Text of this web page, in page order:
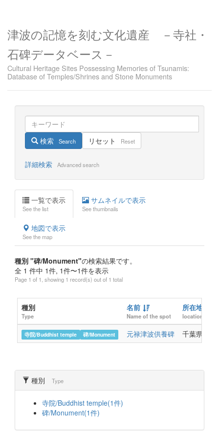
津波の記憶を刻む文化遺産 －寺社・
石碑データベース－
Cultural Heritage Sites Possessing Memories of Tsunamis:
Database of Temples/Shrines and Stone Monuments
検索 Search リセット Reset
詳細検索 Advanced search
一覧で表示
See the list
サムネイルで表示
See thumbnails
地図で表示
See the map
種別 "碑/Monument"の検索結果です。
全 1 件中 1件, 1件〜1件を表示
Page 1 of 1, showing 1 record(s) out of 1 total
種別
Type
名前
Name of the spot
所在地
location
寺院/Buddhist temple 碑/Monument 元禄津波供養碑 千葉県長
種別 Type
寺院/Buddhist temple(1件)
碑/Monument(1件)